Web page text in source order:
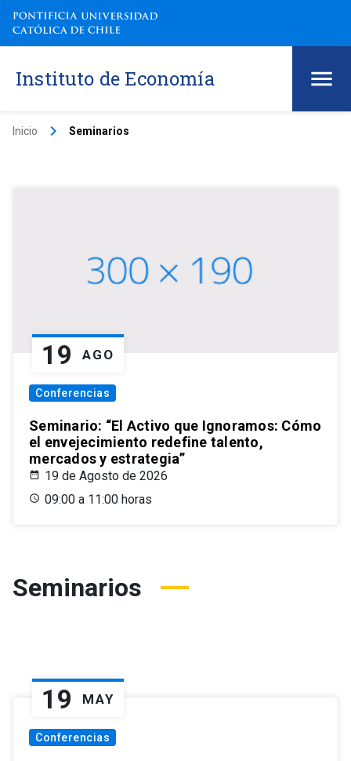
Instituto de Economía
Inicio keyboard_arrow_right Seminarios
19 AGO
Conferencias
Seminario: “El Activo que Ignoramos: Cómo
el envejecimiento redefine talento,
mercados y estrategia”
19 de Agosto de 2026
09:00 a 11:00 horas
Seminarios
19 MAY
Conferencias